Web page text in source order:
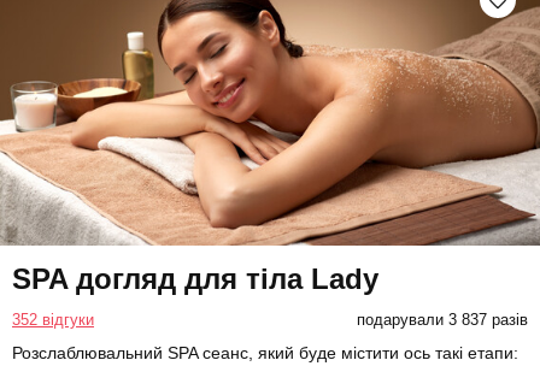
SPA догляд для тіла Lady
352 відгуки подарували 3 837 разів
Розслаблювальний SPA сеанс, який буде містити ось такі етапи: